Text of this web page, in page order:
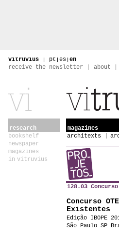
vitruvius | pt | es | en
receive the newsletter
about
research
bookshelf
newspaper
magazines
in vitruvius
magazines
architexts
128.03 Concurso
Concurso
Existentes
Edição IBOPE
São Paulo SP